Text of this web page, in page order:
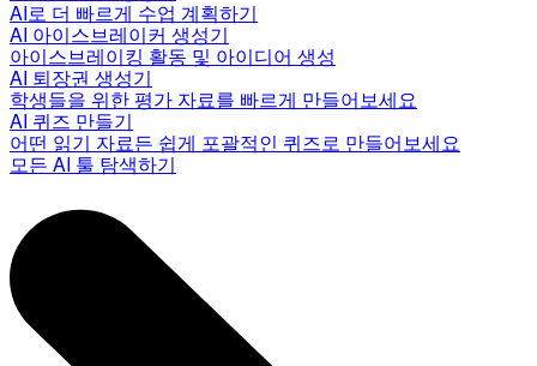
AI로 더 빠르게 수업 계획하기
AI 아이스브레이커 생성기
아이스브레이킹 활동 및 아이디어 생성
AI 퇴장권 생성기
학생들을 위한 평가 자료를 빠르게 만들어보세요
AI 퀴즈 만들기
어떤 읽기 자료든 쉽게 포괄적인 퀴즈로 만들어보세요
모든 AI 툴 탐색하기